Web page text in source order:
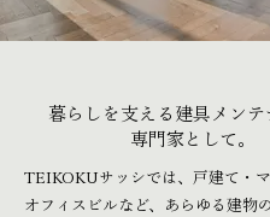
暮らしを支える建具メンテ
専門家として。
TEIKOKUサッシでは、戸建て・マ
オフィスビルなど、あらゆる建物